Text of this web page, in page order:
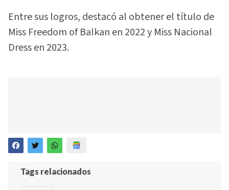
Entre sus logros, destacó al obtener el título de
Miss Freedom of Balkan en 2022 y Miss Nacional
Dress en 2023.
Tags relacionados